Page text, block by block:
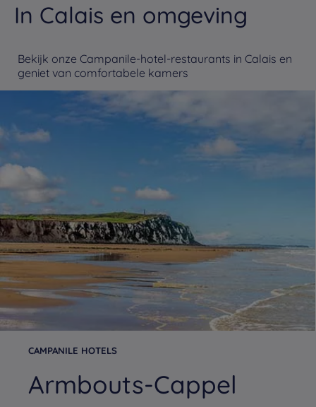
In Calais en omgeving
Bekijk onze Campanile-hotel-restaurants in Calais en
geniet van comfortabele kamers
CAMPANILE HOTELS
Armbouts-Cappel